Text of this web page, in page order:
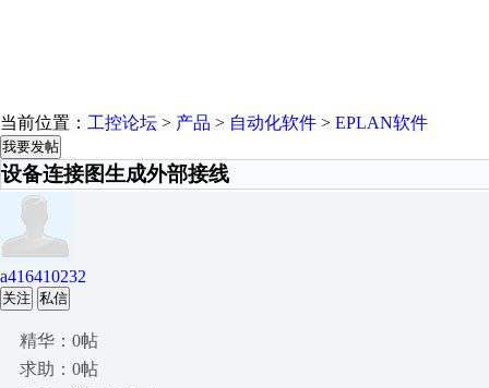
当前位置： 工控论坛 > 产品 > 自动化软件 > EPLAN软件
我要发帖
设备连接图生成外部接线
a416410232
关注 私信
精华：0帖
求助：0帖